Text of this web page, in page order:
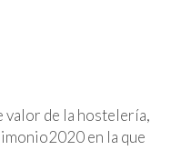
valor de la hostelería,
en la que